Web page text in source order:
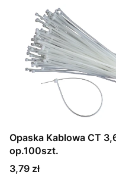
Opaska Kablowa CT
op.100szt.
Cena
3,79 zł